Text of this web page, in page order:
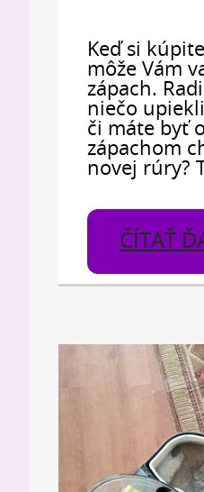
Keď si
môže Vám
zápach.
niečo
či máte byť
zápachom
novej rúry?
ČÍTAŤ